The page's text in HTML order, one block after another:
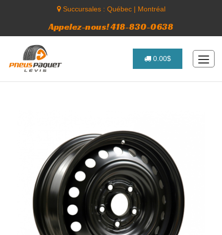
Succursales : Québec| Montréal
Appelez-nous! 418-830-0638
0.00$